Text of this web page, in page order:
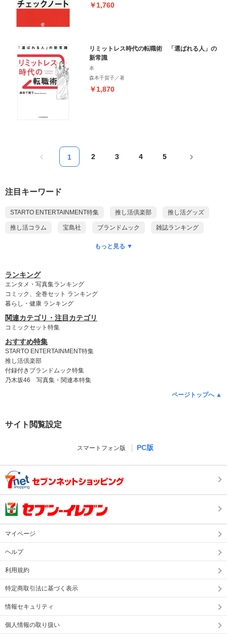
￥1,760
リミットレス時代の転職術 「選ばれる人」の
新常識
本
森本千賀子／著
￥1,870
1 2 3 4 5
注目キーワード
STARTO ENTERTAINMENT特集 推し活倶楽部 推し活グッズ
推し活コラム 宝島社 ブランドムック 雑誌ランキング
DVDランキング CD予約ランキング
King & Prince
timelesz SUPER EIGHT
Hey! Say! JUMP DOMOTO
Aぇ! group Travis Japan
もっと見る ▼
ランキング
エンタメ・写真集ランキング
コミック、全巻セット ランキング
暮らし・健康 ランキング
関連カテゴリ・注目カテゴリ
コミックセット特集
おすすめ特集
STARTO ENTERTAINMENT特集
推し活倶楽部
付録付きブランドムック特集
乃木坂46 写真集・関連本特集
ページトップへ ▲
サイト閲覧設定
スマートフォン版 PC版
マイページ
ヘルプ
利用規約
特定商取引法に基づく表示
情報セキュリティ
個人情報の取り扱い